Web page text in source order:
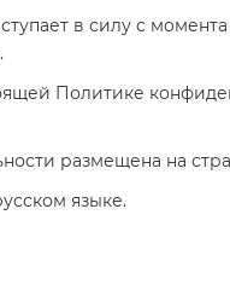
в силу с
Политике
размещена на
языке.